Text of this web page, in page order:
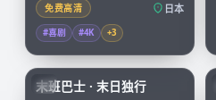
免费高清 日本
#喜剧 #4K +3
KR
末班巴士 · 末日独行